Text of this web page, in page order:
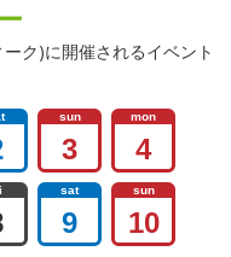
ク)に開催されるイベント
sun
3
mon
4
sat
9
sun
10